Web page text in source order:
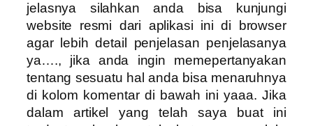
jelasnya silahkan anda bisa kunjungi
website resmi dari aplikasi ini di browser
agar lebih detail penjelasan penjelasanya
ya…., jika anda ingin memepertanyakan
tentang sesuatu hal anda bisa menaruhnya
di kolom komentar di bawah ini yaaa. Jika
dalam artikel yang telah saya buat ini